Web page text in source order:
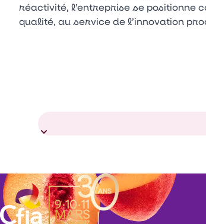
réactivité, l’entreprise se positionne
qualité, au service de l’innovation